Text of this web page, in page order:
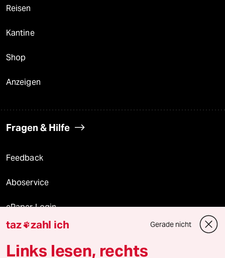
Reisen
Kantine
Shop
Anzeigen
Fragen & Hilfe
Feedback
Aboservice
ePaper Login
Downloads für Abonnierende
taz zahl ich Gerade nicht
Links lesen, rechts